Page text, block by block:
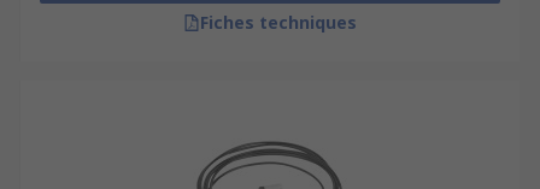
Fiches techniques